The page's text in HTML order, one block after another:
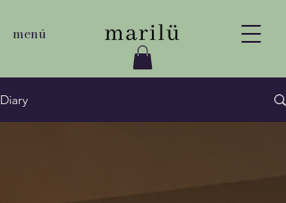
menú
Diary